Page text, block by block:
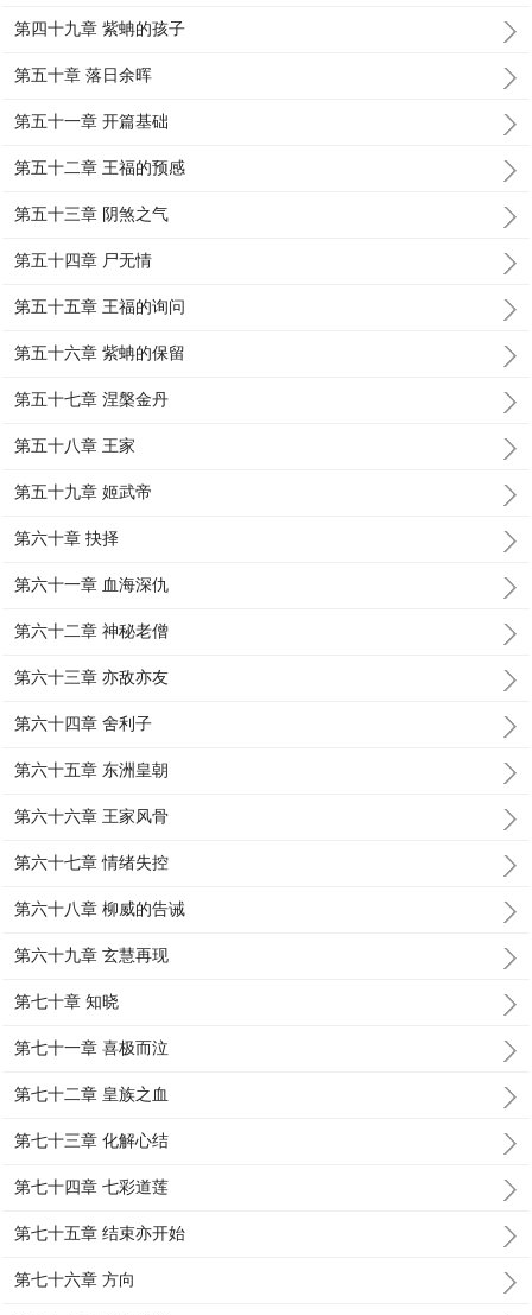
第四十九章 紫蚺的孩子
第五十章 落日余晖
第五十一章 开篇基础
第五十二章 王福的预感
第五十三章 阴煞之气
第五十四章 尸无情
第五十五章 王福的询问
第五十六章 紫蚺的保留
第五十七章 涅槃金丹
第五十八章 王家
第五十九章 姬武帝
第六十章 抉择
第六十一章 血海深仇
第六十二章 神秘老僧
第六十三章 亦敌亦友
第六十四章 舍利子
第六十五章 东洲皇朝
第六十六章 王家风骨
第六十七章 情绪失控
第六十八章 柳威的告诫
第六十九章 玄慧再现
第七十章 知晓
第七十一章 喜极而泣
第七十二章 皇族之血
第七十三章 化解心结
第七十四章 七彩道莲
第七十五章 结束亦开始
第七十六章 方向